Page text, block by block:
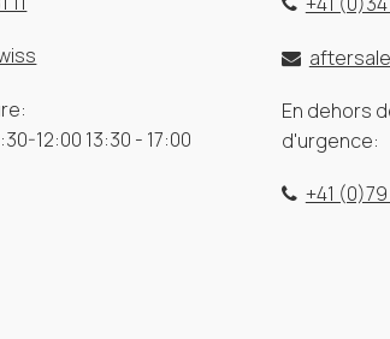
12:00 13:30 - 17:00
En dehors
d'urgence:
+41